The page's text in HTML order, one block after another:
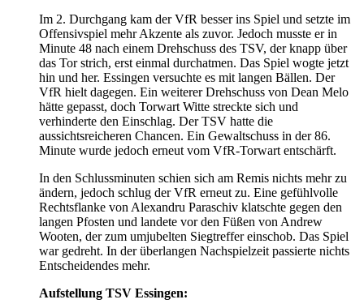
Im 2. Durchgang kam der VfR besser ins Spiel und setzte im
Offensivspiel mehr Akzente als zuvor. Jedoch musste er in
Minute 48 nach einem Drehschuss des TSV, der knapp über
das Tor strich, erst einmal durchatmen. Das Spiel wogte jetzt
hin und her. Essingen versuchte es mit langen Bällen. Der
VfR hielt dagegen. Ein weiterer Drehschuss von Dean Melo
hätte gepasst, doch Torwart Witte streckte sich und
verhinderte den Einschlag. Der TSV hatte die
aussichtsreicheren Chancen. Ein Gewaltschuss in der 86.
Minute wurde jedoch erneut vom VfR-Torwart entschärft.
In den Schlussminuten schien sich am Remis nichts mehr zu
ändern, jedoch schlug der VfR erneut zu. Eine gefühlvolle
Rechtsflanke von Alexandru Paraschiv klatschte gegen den
langen Pfosten und landete vor den Füßen von Andrew
Wooten, der zum umjubelten Siegtreffer einschob. Das Spiel
war gedreht. In der überlangen Nachspielzeit passierte nichts
Entscheidendes mehr.
Aufstellung TSV Essingen: